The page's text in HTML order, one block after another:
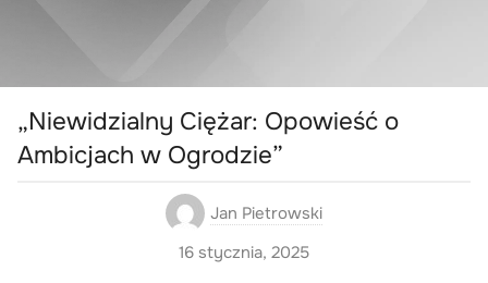
„Niewidzialny Ciężar: Opowieść o
Ambicjach w Ogrodzie”
Jan Pietrowski
16 stycznia, 2025